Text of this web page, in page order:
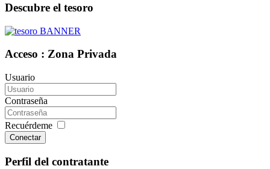
Descubre el tesoro
Acceso : Zona Privada
Usuario
Contraseña
Recuérdeme
Conectar
Perfil del contratante